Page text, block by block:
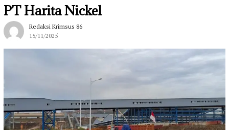
PT Harita Nickel
Redaksi Krimsus 86
15/11/2025